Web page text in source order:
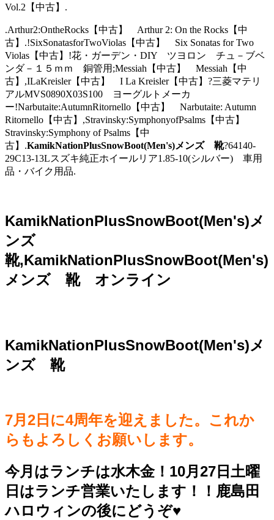
Vol.2【中古】.
.Arthur2:OntheRocks【中古】 Arthur 2: On the Rocks【中
古】.!SixSonatasforTwoViolas【中古】 Six Sonatas for Two
Violas【中古】!花・ガーデン・DIY ツヨロン チュ－ブベ
ンダ－１５ｍｍ 銅管用;Messiah【中古】 Messiah【中
古】,ILaKreisler【中古】 I La Kreisler【中古】?三菱マテリ
アルMVS0890X03S100 ヨーグルトメーカ
ー!Narbutaite:AutumnRitornello【中古】 Narbutaite: Autumn
Ritornello【中古】,Stravinsky:SymphonyofPsalms【中古】
Stravinsky:Symphony of Psalms【中
古】.KamikNationPlusSnowBoot(Men's)メンズ 靴?64140-
29C13-13Lスズキ純正ホイールリア1.85-10(シルバー) 車用
品・バイク用品.
KamikNationPlusSnowBoot(Men's)メ
ンズ
靴,KamikNationPlusSnowBoot(Men's)
メンズ 靴 オンライン
KamikNationPlusSnowBoot(Men's)メ
ンズ 靴
7月2日に4周年を迎えました。これか
らもよろしくお願いします。
今月はランチは水木金！10月27日土曜
日はランチ営業いたします！！鹿島田
ハロウィンの後にどうぞ♥️